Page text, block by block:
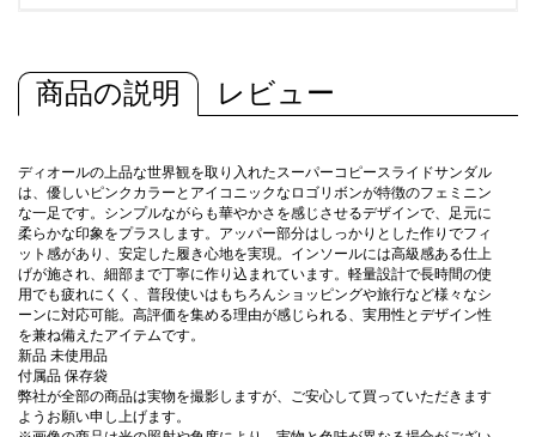
商品の説明 レビュー
ディオールの上品な世界観を取り入れたスーパーコピースライドサンダル
は、優しいピンクカラーとアイコニックなロゴリボンが特徴のフェミニン
な一足です。シンプルながらも華やかさを感じさせるデザインで、足元に
柔らかな印象をプラスします。アッパー部分はしっかりとした作りでフィ
ット感があり、安定した履き心地を実現。インソールには高級感ある仕上
げが施され、細部まで丁寧に作り込まれています。軽量設計で長時間の使
用でも疲れにくく、普段使いはもちろんショッピングや旅行など様々なシ
ーンに対応可能。高評価を集める理由が感じられる、実用性とデザイン性
を兼ね備えたアイテムです。
新品 未使用品
付属品 保存袋
弊社が全部の商品は実物を撮影しますが、ご安心して買っていただきます
ようお願い申し上げます。